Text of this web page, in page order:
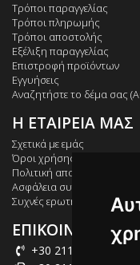
Τρόποι παραγγελίας
Τρόποι πληρωμής
Τρόποι αποστολής
Εξέλιξη παραγγελίας
Επιστροφή προϊόντων
Εγγυήσεις
Αναζητήστε το δέμα σας
Η ΕΤΑΙΡΕΙΑ ΜΑΣ
Σχετικά με εμάς
Όροι χρήσης
Πολιτική απορρήτου
Ασφάλεια συναλλαγών
Συχνές ερωτήσεις
ΕΠΙΚΟΙΝΩΝΙΑ
+30 211 012 2003